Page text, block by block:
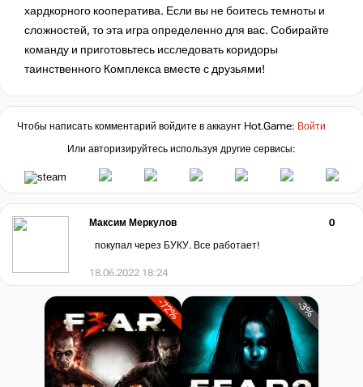
хардкорного кооператива. Если вы не боитесь темноты и
сложностей, то эта игра определенно для вас. Собирайте
команду и приготовьтесь исследовать коридоры
таинственного Комплекса вместе с друзьями!
Чтобы написать комментарий войдите в аккаунт Hot.Game: Войти
Или авторизируйтесь используя другие сервисы:
Максим Меркулов
0
покупал через БУКУ. Все работает!
18.06.2022 18:24
-72% -3%